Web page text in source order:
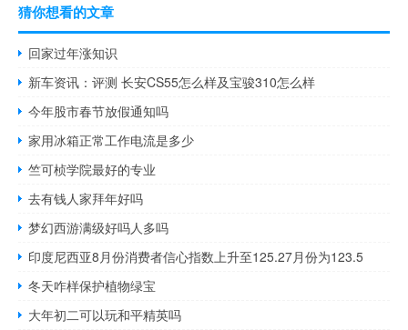
猜你想看的文章
回家过年涨知识
新车资讯：评测 长安CS55怎么样及宝骏310怎么样
今年股市春节放假通知吗
家用冰箱正常工作电流是多少
竺可桢学院最好的专业
去有钱人家拜年好吗
梦幻西游满级好吗人多吗
印度尼西亚8月份消费者信心指数上升至125.27月份为123.5
冬天咋样保护植物绿宝
大年初二可以玩和平精英吗